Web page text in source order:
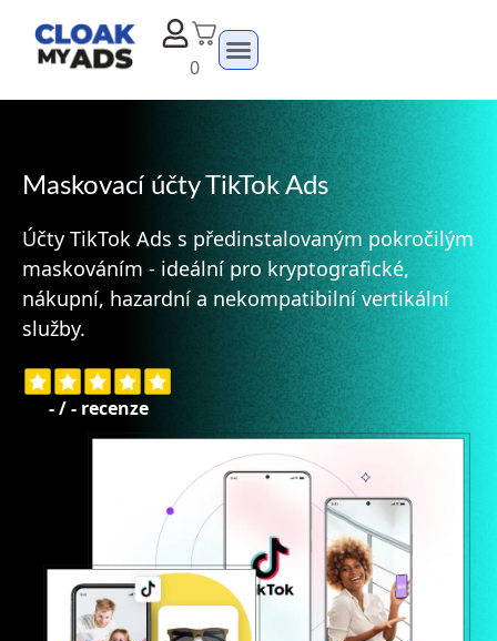
0
Maskovací účty TikTok Ads
Účty TikTok Ads s předinstalovaným pokročilým
maskováním - ideální pro kryptografické,
nákupní, hazardní a nekompatibilní vertikální
služby.
-/-recenze